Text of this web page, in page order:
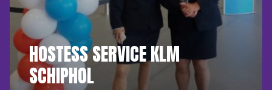
HOSTESS SERVICE KLM
SCHIPHOL